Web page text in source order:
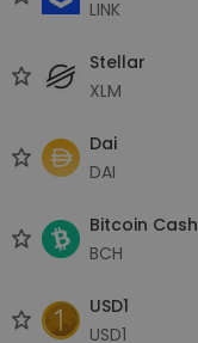
LINK
Stellar
XLM
Dai
DAI
Bitcoin Cash
BCH
USD1
USD1